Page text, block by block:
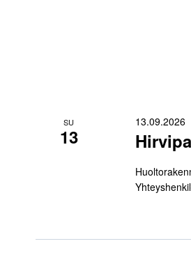
SU
13
13.09.2026